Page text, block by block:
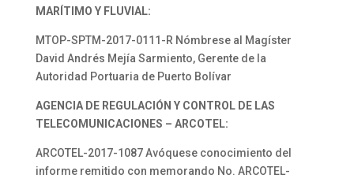
MARÍTIMO Y FLUVIAL:
MTOP-SPTM-2017-0111-R Nómbrese al Magíster
David Andrés Mejía Sarmiento, Gerente de la
Autoridad Portuaria de Puerto Bolívar
AGENCIA DE REGULACIÓN Y CONTROL DE LAS
TELECOMUNICACIONES – ARCOTEL:
ARCOTEL-2017-1087 Avóquese conocimiento del
informe remitido con memorando No. ARCOTEL-